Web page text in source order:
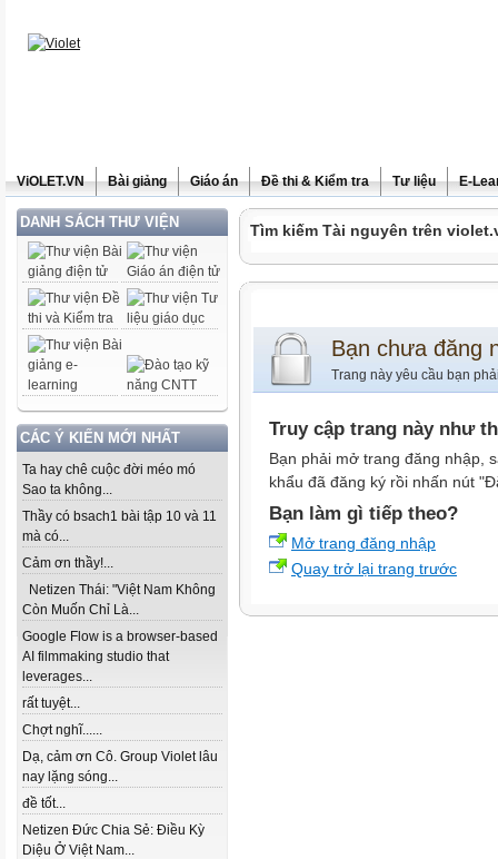
ViOLET.VN Bài giảng Giáo án Đề thi & Kiểm tra Tư liệu E-
DANH SÁCH THƯ VIỆN
CÁC Ý KIẾN MỚI NHẤT
Ta hay chê cuộc đời méo mó
Sao ta không...
Thầy có bsach1 bài tập 10 và 11
mà có...
Cảm ơn thầy!...
Netizen Thái: "Việt Nam Không
Còn Muốn Chỉ Là...
Google Flow is a browser-based
AI filmmaking studio that
leverages...
rất tuyệt...
Chợt nghĩ......
Dạ, cảm ơn Cô. Group Violet lâu
nay lặng sóng...
đề tốt...
Netizen Đức Chia Sẻ: Điều Kỳ
Diệu Ở Việt Nam...
Tìm kiếm Tài nguyên trên
Bạn chưa đăng
Trang này yêu cầu bạn
Truy cập trang này như
Bạn phải mở trang đăng nhập,
khẩu đã đăng ký rồi nhấn nút
Bạn làm gì tiếp theo?
Mở trang đăng nhập
Quay trở lại trang trước